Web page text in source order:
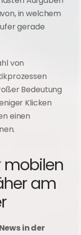
in welchem
gerade
von
Bedeutung
Klicken
einen
mobilen
am
in der